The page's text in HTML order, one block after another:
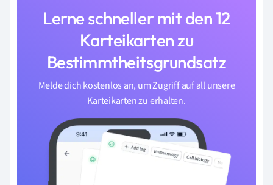
Lerne schneller mit den 12
Karteikarten zu
Bestimmtheitsgrundsatz
Melde dich kostenlos an, um Zugriff auf all unsere
Karteikarten zu erhalten.